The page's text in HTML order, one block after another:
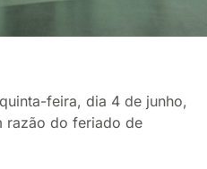
feira, dia 4 de junho,
razão do feriado de